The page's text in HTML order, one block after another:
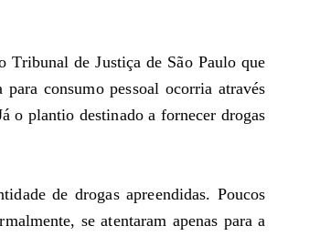
Tribunal de Justiça de São Paulo que
consumo pessoal ocorria através
o plantio destinado a fornecer drogas
de drogas apreendidas. Poucos
se atentaram apenas para a